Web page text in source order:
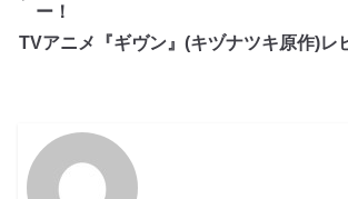
ー！
TVアニメ『ギヴン』(キヅナツキ原作)レ